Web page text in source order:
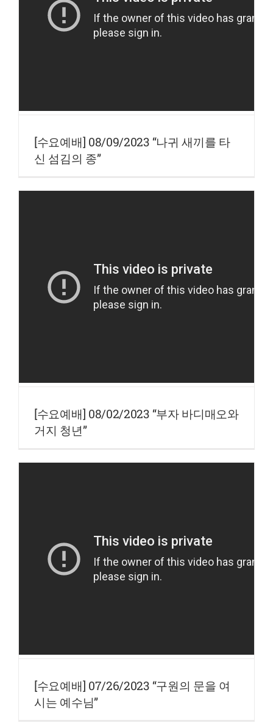
[수요예배] 08/09/2023 “나귀 새끼를 타
신 섬김의 종”
[수요예배] 08/02/2023 “부자 바디매오와
거지 청년”
[수요예배] 07/26/2023 “구원의 문을 여
시는 예수님”